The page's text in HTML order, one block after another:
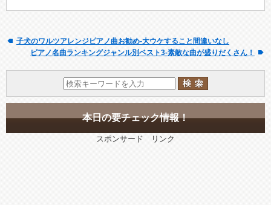
子犬のワルツアレンジピアノ曲お勧め-大ウケすること間違いなし
ピアノ名曲ランキングジャンル別ベスト3-素敵な曲が盛りだくさん！
本日の要チェック情報！
スポンサード リンク